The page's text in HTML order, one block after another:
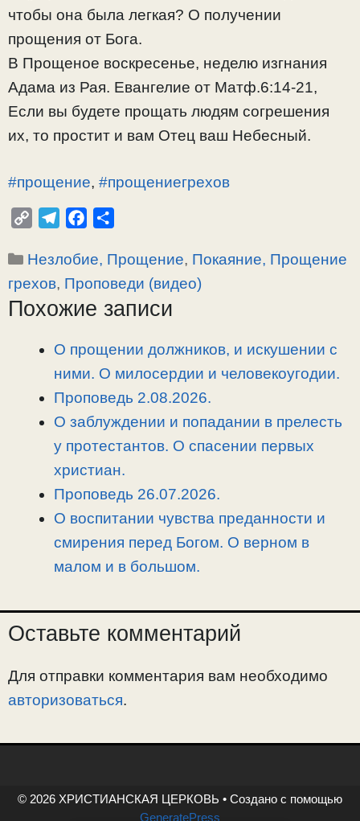
чтобы она была легкая? О получении
прощения от Бога.
В Прощеное воскресенье, неделю изгнания
Адама из Рая. Евангелие от Матф.6:14-21,
Если вы будете прощать людям согрешения
их, то простит и вам Отец ваш Небесный.
#прощение, #прощениегрехов
p
y
L
l
e
g
a
c
e
b
п
р
а
Рубрики
Незлобие, Прощение, Покаяние, Прощение
грехов, Проповеди (видео)
Похожие записи
О прощении должников, и искушении с
ними. О милосердии и человекоугодии.
Проповедь 2.08.2026.
О заблуждении и попадании в прелесть
у протестантов. О спасении первых
христиан.
Проповедь 26.07.2026.
О воспитании чувства преданности и
смирения перед Богом. О верном в
малом и в большом.
Оставьте комментарий
Для отправки комментария вам необходимо
авторизоваться.
© 2026 ХРИСТИАНСКАЯ ЦЕРКОВЬ • Создано с помощью
GeneratePress